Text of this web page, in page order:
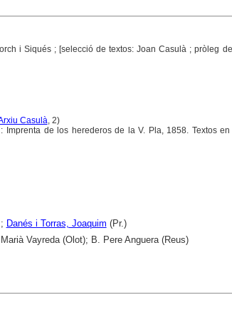
i Siqués ; [selecció de textos: Joan Casulà ; pròleg
Casulà, 2)
Imprenta de los herederos de la V. Pla, 1858. Textos
Danés i Torras, Joaquim (Pr.)
Vayreda (Olot); B. Pere Anguera (Reus)